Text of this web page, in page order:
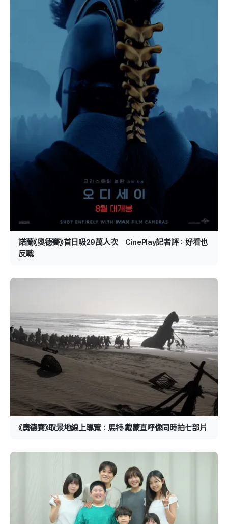
諾蘭《奧德賽》首日吸29萬人次 CinePlay記者評：好看也
反戰
《奧德賽》取景地線上導覽：馬特·戴蒙直呼像同時拍七部片